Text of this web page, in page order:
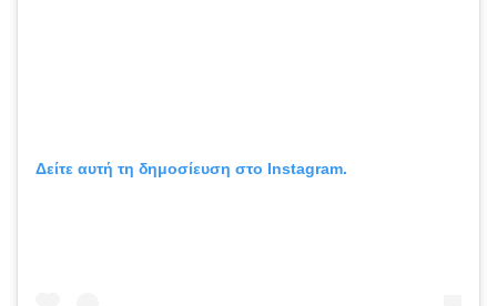
Δείτε αυτή τη δημοσίευση στο Instagram.